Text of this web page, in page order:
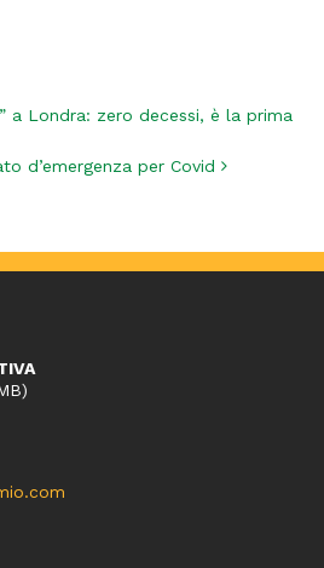
articoli
a Londra: zero decessi, è la prima
d’emergenza per Covid